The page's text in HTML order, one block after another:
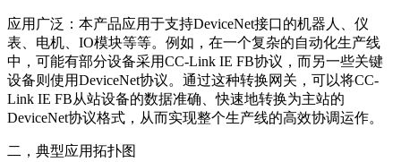
应用广泛：本产品应用于支持DeviceNet接口的机器人、仪
表、电机、IO模块等等。例如，在一个复杂的自动化生产线
中，可能有部分设备采用CC-Link IE FB协议，而另一些关键
设备则使用DeviceNet协议。通过这种转换网关，可以将CC-
Link IE FB从站设备的数据准确、快速地转换为主站的
DeviceNet协议格式，从而实现整个生产线的高效协调运作。
二，典型应用拓扑图